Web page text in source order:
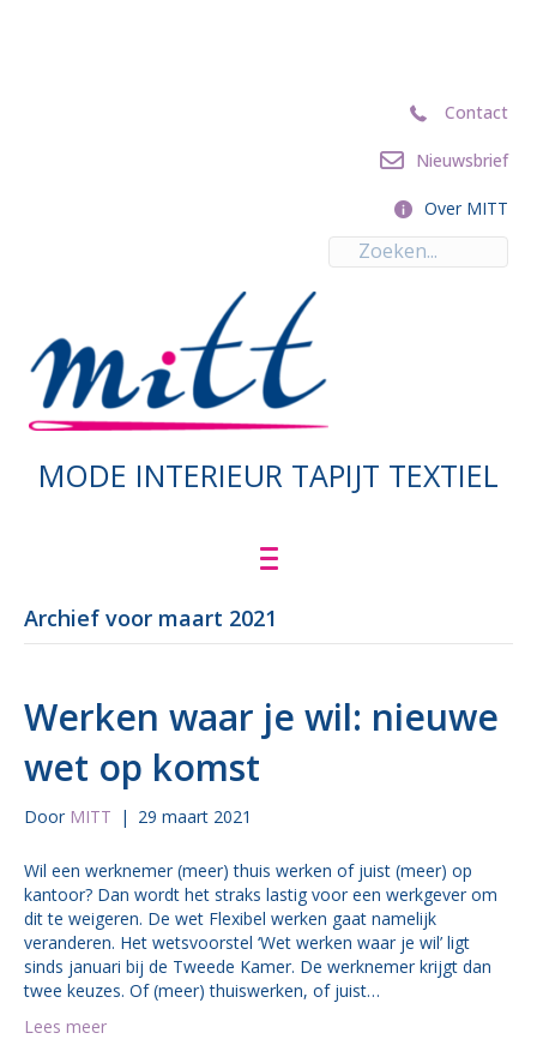
ContactContact
Nieuwsbrief
Nieuwsbrief
Over MITT
Over MITT
MODE INTERIEUR TAPIJT TEXTIEL
Archief voor maart 2021
Werken waar je wil: nieuwe
wet op komst
Door MITT | 29 maart 2021
Wil een werknemer (meer) thuis werken of juist (meer) op
kantoor? Dan wordt het straks lastig voor een werkgever om
dit te weigeren. De wet Flexibel werken gaat namelijk
veranderen. Het wetsvoorstel ‘Wet werken waar je wil’ ligt
sinds januari bij de Tweede Kamer. De werknemer krijgt dan
twee keuzes. Of (meer) thuiswerken, of juist…
Lees meer